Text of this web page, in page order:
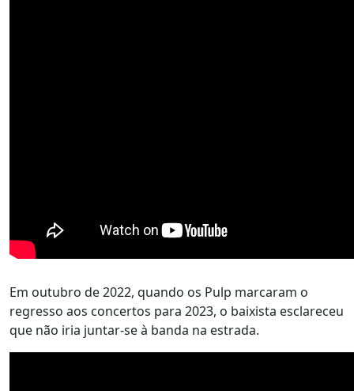
Em outubro de 2022, quando os Pulp marcaram o
regresso aos concertos para 2023, o baixista esclareceu
que não iria juntar-se à banda na estrada.